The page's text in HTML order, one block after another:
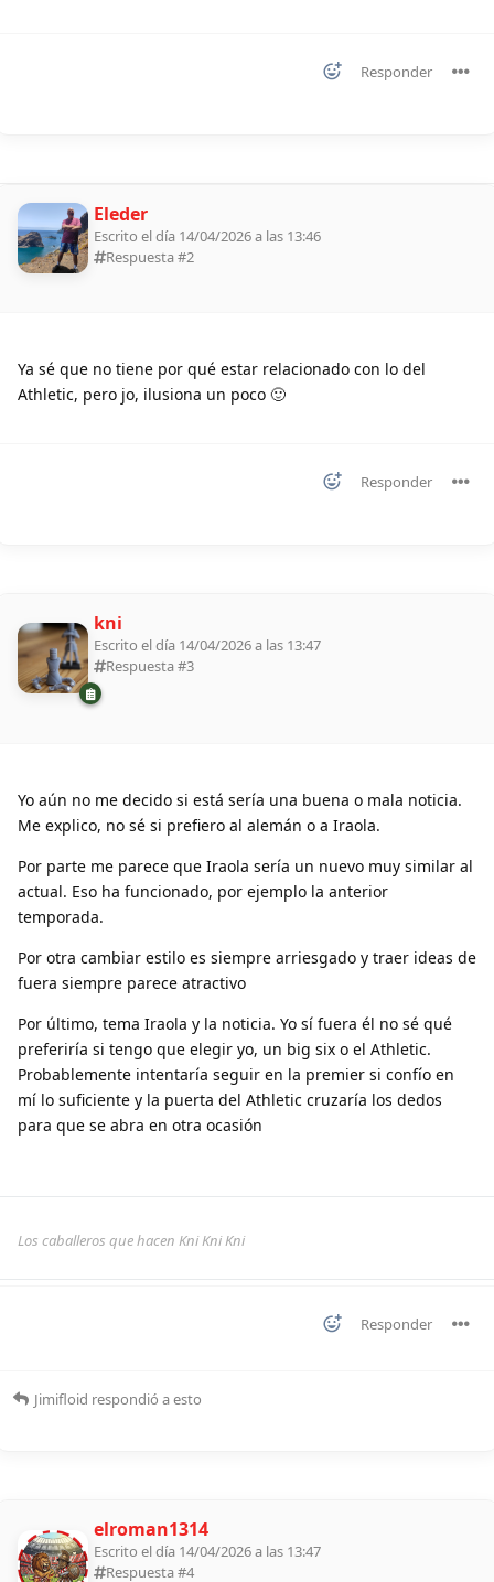
Responder
Eleder
Escrito el día 14/04/2026 a las 13:46
Respuesta #2
Ya sé que no tiene por qué estar relacionado con lo del
Athletic, pero jo, ilusiona un poco 🙂
Responder
kni
Escrito el día 14/04/2026 a las 13:47
Respuesta #3
Yo aún no me decido si está sería una buena o mala noticia.
Me explico, no sé si prefiero al alemán o a Iraola.
Por parte me parece que Iraola sería un nuevo muy similar al
actual. Eso ha funcionado, por ejemplo la anterior
temporada.
Por otra cambiar estilo es siempre arriesgado y traer ideas de
fuera siempre parece atractivo
Por último, tema Iraola y la noticia. Yo sí fuera él no sé qué
preferiría si tengo que elegir yo, un big six o el Athletic.
Probablemente intentaría seguir en la premier si confío en
mí lo suficiente y la puerta del Athletic cruzaría los dedos
para que se abra en otra ocasión
Los caballeros que hacen Kni Kni Kni
Responder
Jimifloid respondió a esto
elroman1314
Escrito el día 14/04/2026 a las 13:47
Respuesta #4